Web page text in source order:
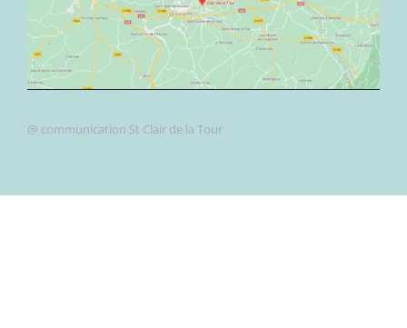
@ communication St Clair de la Tour